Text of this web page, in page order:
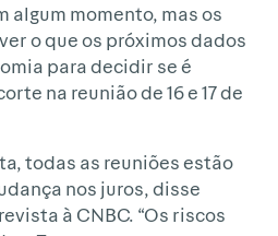
algum momento, mas os
o que os próximos dados
para decidir se é
na reunião de 16 e 17 de
todas as reuniões estão
nos juros, disse
à CNBC. “Os riscos